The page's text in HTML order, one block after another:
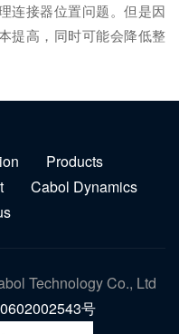
连接器位置问题。但是因
提高，同时可能会降低整
Products
Cabol Dynamics
Technology Co., Ltd
号